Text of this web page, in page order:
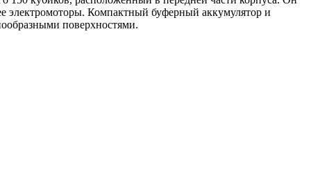
электромоторы. Компактный буферный аккумулятор и
поверхностями.